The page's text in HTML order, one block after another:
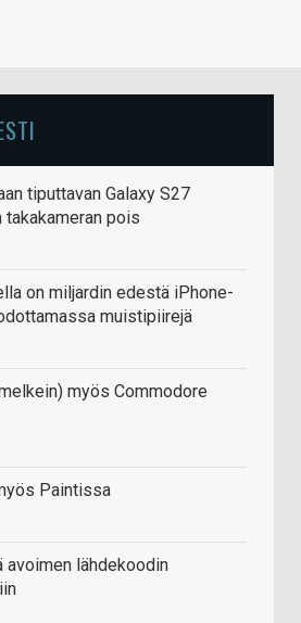
tiputtavan Galaxy S27
takakameran pois
on miljardin edestä iPhone-
muistipiirejä
myös Commodore
Paintissa
avoimen lähdekoodin